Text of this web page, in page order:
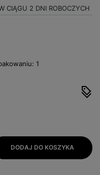
CIĄGU 2 DNI ROBOCZYCH
1